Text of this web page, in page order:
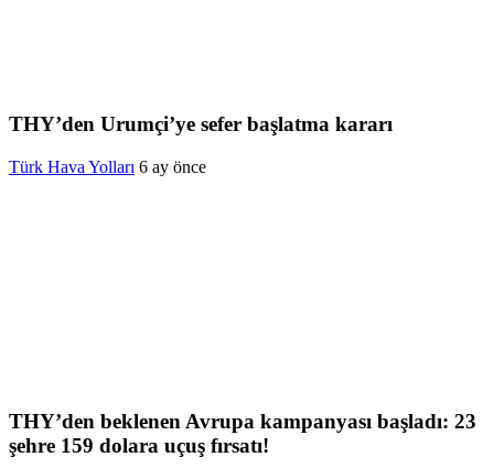
THY’den Urumçi’ye sefer başlatma kararı
Türk Hava Yolları 6 ay önce
THY’den beklenen Avrupa kampanyası başladı: 23
şehre 159 dolara uçuş fırsatı!